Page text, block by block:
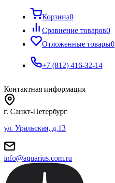
Корзина0
Сравнение товаров0
Отложенные товары0
+7 (812) 416-32-14
Контактная информация
г. Санкт-Петербург
ул. Уральская, д.13
info@aquarius.com.ru